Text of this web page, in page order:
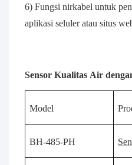
6) Fungsi nirkabel untuk
aplikasi seluler atau situs
Sensor Kualitas Air
Model
BH-485-PH